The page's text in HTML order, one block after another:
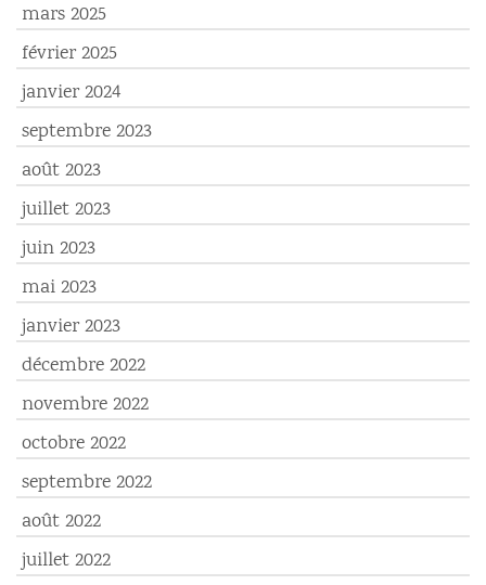
mars 2025
février 2025
janvier 2024
septembre 2023
août 2023
juillet 2023
juin 2023
mai 2023
janvier 2023
décembre 2022
novembre 2022
octobre 2022
septembre 2022
août 2022
juillet 2022